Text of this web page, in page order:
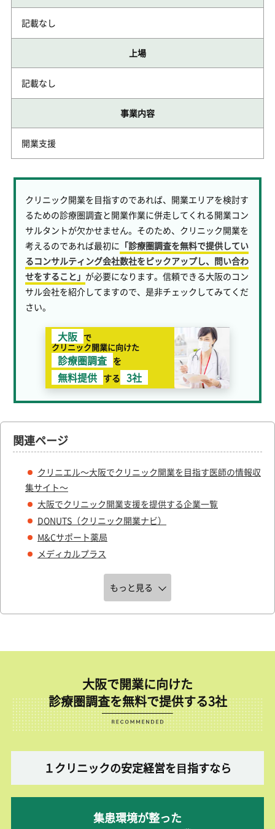
記載なし
上場
記載なし
事業内容
開業支援
クリニック開業を目指すのであれば、開業エリアを検討す
るための診療圏調査と開業作業に併走してくれる開業コン
サルタントが欠かせません。そのため、クリニック開業を
考えるのであれば最初に 「診療圏調査を無料で提供してい
るコンサルティング会社数社をピックアップし、問い合わ
せをすること」 が必要になります。信頼できる大阪のコン
サル会社を紹介してますので、是非チェックしてみてくだ
さい。
大阪 で
クリニック開業に向けた
診療圏調査 を
無料提供 する 3社
関連ページ
クリニエル～大阪でクリニック開業を目指す医師の情報収
集サイト～
大阪でクリニック開業支援を提供する企業一覧
DONUTS（クリニック開業ナビ）
M&Cサポート薬局
メディカルプラス
もっと見る
大阪で開業に向けた
診療圏調査を無料で提供する3社
１クリニックの安定経営を⽬指すなら
集患環境が整った